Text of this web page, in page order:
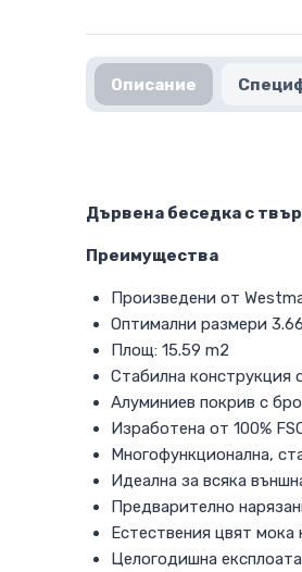
Описание
Дървена беседка с
Преимущества
Произведени от
Оптимални размери
Площ: 15.59 m2
Стабилна конструкция
Алуминиев покрив с
Изработена от 100%
Многофункционална,
Идеална за всяка
Предварително
Естествения цвят
Целогодишна